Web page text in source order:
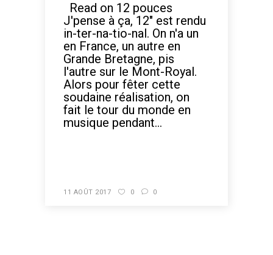
Read on 12 pouces
J'pense à ça, 12" est rendu
in-ter-na-tio-nal. On n'a un
en France, un autre en
Grande Bretagne, pis
l'autre sur le Mont-Royal.
Alors pour fêter cette
soudaine réalisation, on
fait le tour du monde en
musique pendant...
11 AOÛT 2017 0 0